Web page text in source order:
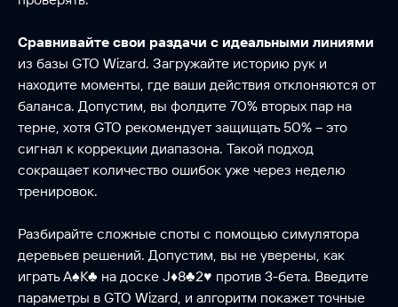
Сравнивайте свои раздачи с идеальными линиями
из базы GTO Wizard. Загружайте историю рук и
находите моменты, где ваши действия отклоняются от
баланса. Допустим, вы фолдите 70% вторых пар на
терне, хотя GTO рекомендует защищать 50% – это
сигнал к коррекции диапазона. Такой подход
сокращает количество ошибок уже через неделю
тренировок.
Разбирайте сложные споты с помощью симулятора
деревьев решений. Допустим, вы не уверены, как
играть A♠K♣ на доске J♦8♣2♥ против 3-бета. Введите
параметры в GTO Wizard, и алгоритм покажет точные